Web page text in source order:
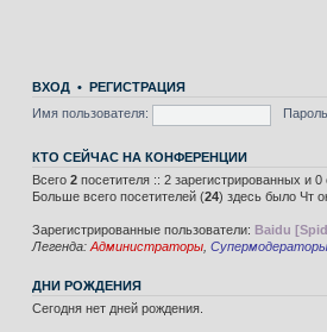
ВХОД • РЕГИСТРАЦИЯ
Имя пользователя:
КТО СЕЙЧАС НА КОНФЕРЕНЦИИ
Всего 2 посетителя :: 2 зарегистрированных и
Больше всего посетителей (24) здесь было Чт
Зарегистрированные пользователи: Baidu
Легенда: Администраторы Супермодераторы
ДНИ РОЖДЕНИЯ
Сегодня нет дней рождения.